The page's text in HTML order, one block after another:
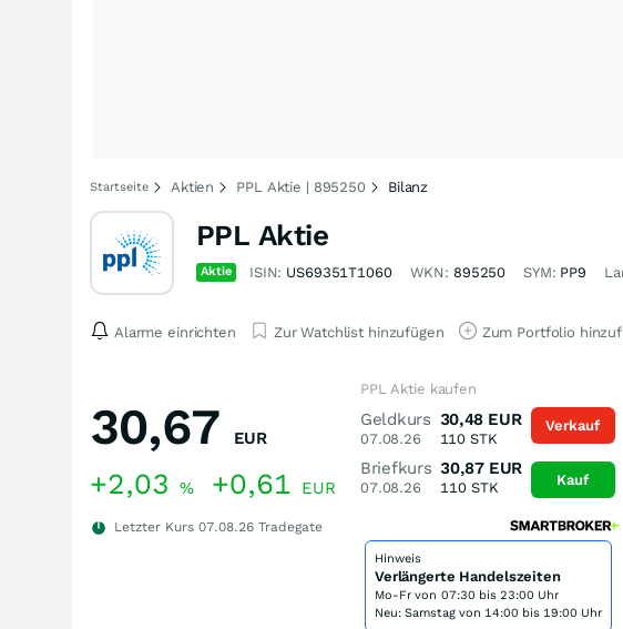
Startseite Aktien PPL Aktie | 895250 Bilanz
PPL Aktie
Aktie ISIN: US69351T1060 WKN: 895250 SYM: PP9
Alarme einrichten Zur Watchlist hinzufügen Zum Portfolio
30,67 EUR
+2,03 % +0,61 EUR
Letzter Kurs 07.08.26 Tradegate
PPL Aktie kaufen
Geldkurs
07.08.26
30,48 EUR
110 STK
Briefkurs
07.08.26
30,87 EUR
110STK
Verkauf
Kauf
Hinweis
Verlängerte Handelszeiten
Mo-Fr von 07:30 bis 23:00 Uhr
Neu: Samstag von 14:00 bis 19:00 Uhr